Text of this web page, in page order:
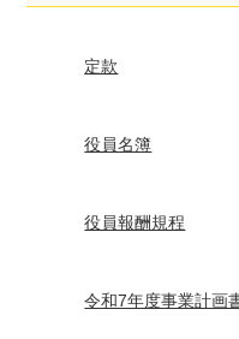
定款
役員名簿
役員報酬規程
令和7年度事業計画